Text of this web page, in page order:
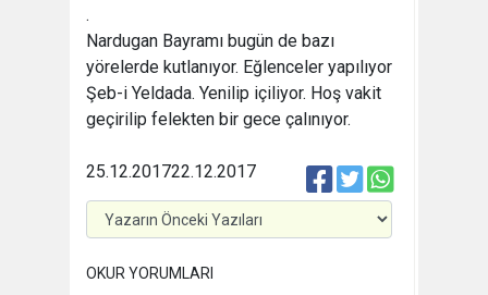
.
Nardugan Bayramı bugün de bazı
yörelerde kutlanıyor. Eğlenceler yapılıyor
Şeb-i Yeldada. Yenilip içiliyor. Hoş vakit
geçirilip felekten bir gece çalınıyor.
22.12.2017
25.12.2017
OKUR YORUMLARI